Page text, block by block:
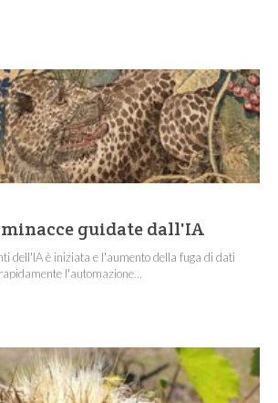
guidate dall'IA
dell'IA è iniziata e l'aumento della fuga di dati
l'automazione...